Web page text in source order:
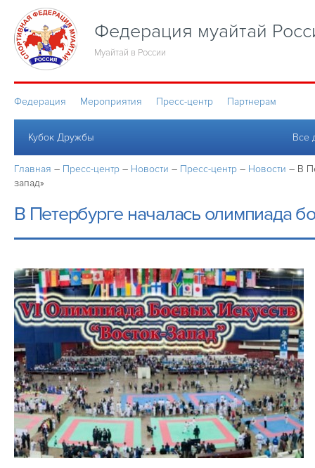
Федерация муайтай
Муайтай в России
Федерация Мероприятия Пресс-центр Партнерам
Кубок Дружбы Все
Главная – Пресс-центр – Новости – Пресс-центр – Новости – В
запад»
В Петербурге началась олимпиада